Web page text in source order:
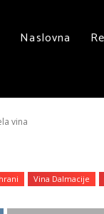
Naslovna
vina
Vina Dalmacije